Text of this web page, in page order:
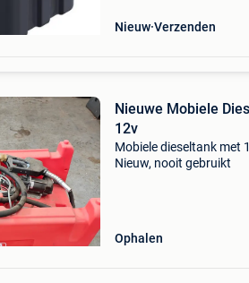
Nieuw Verzenden
Nieuwe Mobiele
12v
Mobiele dieseltank met
Nieuw, nooit gebruikt
Ophalen